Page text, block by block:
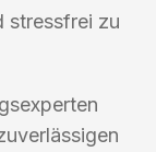
stressfrei zu